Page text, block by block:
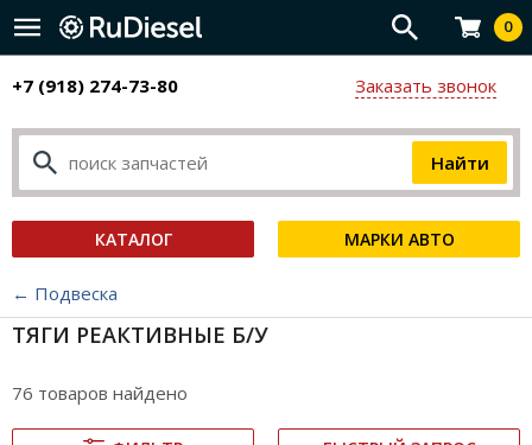
0
+7 (918) 274-73-80 Заказать звонок
КАТАЛОГ МАРКИ АВТО
← Подвеска
ТЯГИ РЕАКТИВНЫЕ Б/У
76 товаров найдено